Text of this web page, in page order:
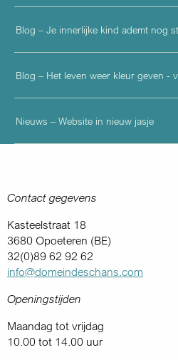
Blog – Je innerlijke kind ademt nog
Blog – Het leven weer kleur geven -
Nieuws – Website in nieuw jasje
Contact gegevens
Kasteelstraat 18
3680 Opoeteren (BE)
32(0)89 62 92 62
info@domeindeschans.com
Openingstijden
Maandag tot vrijdag
10.00 tot 14.00 uur